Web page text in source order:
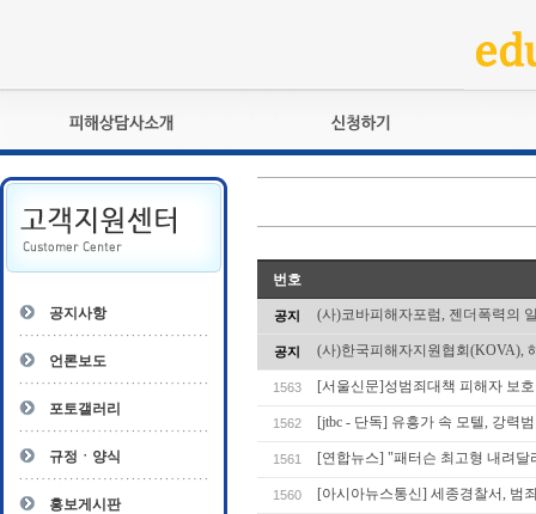
피해상담사란?
자격관리규정
상담사 자격증 확인
- 피해상담사 1급
- 전문수련감독자
- 전문수련기관
교육훈련
자격심사
자격복원
공지사항
언론보도
포토갤러리
규정ㆍ양식
홍보게시판
번호
공지 (사)코바피해자포럼, 젠더폭력의
공지 (사)한국피해자지원협회(KOVA),
1563 [서울신문]성범죄대책 피해자 보
1562 [jtbc - 단독] 유흥가 속 모텔, 강력
1561 [연합뉴스] "패터슨 최고형 내려
1560 [아시아뉴스통신] 세종경찰서, 범